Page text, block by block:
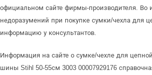
официальном сайте фирмы-производителя. Во
недоразумений при покупке сумки/чехла для
информацию у консультантов.
Информация на сайте о сумке/чехле для
шины Stihl 50-55см 3003 00007929176